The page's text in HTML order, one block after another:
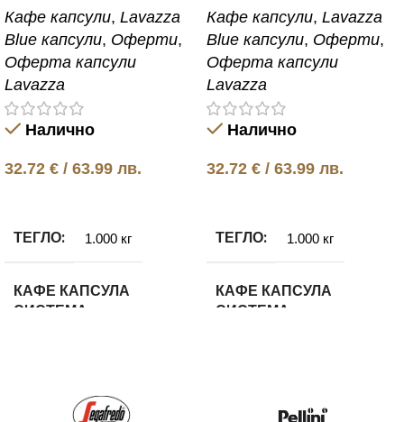
Кафе капсули, Lavazza
Blue капсули, Оферти,
Оферта капсули
Lavazza
Налично
32.72 € / 63.99 лв.
ТЕГЛО 1.000 кг
КАФЕ КАПСУЛА
СИСТЕМА
КАФЕ КАПСУЛА ВИД
Кафе капсули, Lavazza
Blue капсули, Оферти,
Оферта капсули
Lavazza
Налично
32.72 € / 63.99 лв.
ТЕГЛО 1.000 кг
КАФЕ КАПСУЛА
СИСТЕМА
КАФЕ КАПСУЛА ВИД